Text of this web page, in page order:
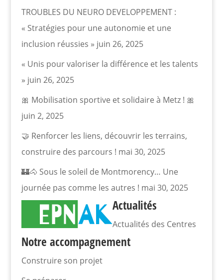
TROUBLES DU NEURO DEVELOPPEMENT :
« Stratégies pour une autonomie et une
inclusion réussies » juin 26, 2025
« Unis pour valoriser la différence et les talents
» juin 26, 2025
🎀 Mobilisation sportive et solidaire à Metz ! 🎀
juin 2, 2025
🤝 Renforcer les liens, découvrir les terrains,
construire des parcours ! mai 30, 2025
🏰🐴 Sous le soleil de Montmorency… Une
journée pas comme les autres ! mai 30, 2025
Actualités
Actualités des Centres
Notre accompagnement
Construire son projet